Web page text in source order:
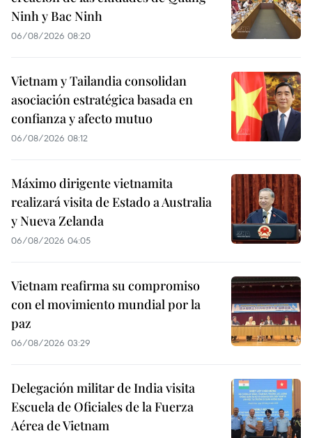
Ninh y Bac Ninh
06/08/2026 08:20
Vietnam y Tailandia consolidan
asociación estratégica basada en
confianza y afecto mutuo
06/08/2026 08:12
Máximo dirigente vietnamita
realizará visita de Estado a Australia
y Nueva Zelanda
06/08/2026 04:05
Vietnam reafirma su compromiso
con el movimiento mundial por la
paz
06/08/2026 03:29
Delegación militar de India visita
Escuela de Oficiales de la Fuerza
Aérea de Vietnam